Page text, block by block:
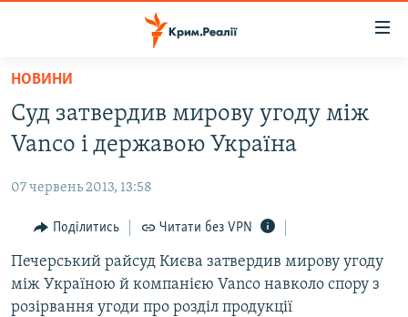
Перейти
основного
матеріалу
до
навігації
Перейти
до
пошуку
ВОДА.КРИМ
ВІДЕО ТА ФОТО
ПОЛІТИКА
БЛОГИ
ПОГЛЯД
ІНТЕРВ'Ю
НОВИНИ
Суд затвердив мирову угоду між
Vanco і державою Україна
07 червень 2013, 13:58
Поділитись Читати без VPN
Печерський райсуд Києва затвердив мирову угоду
між Україною й компанією Vanco навколо спору з
розірвання угоди про розділ продукції